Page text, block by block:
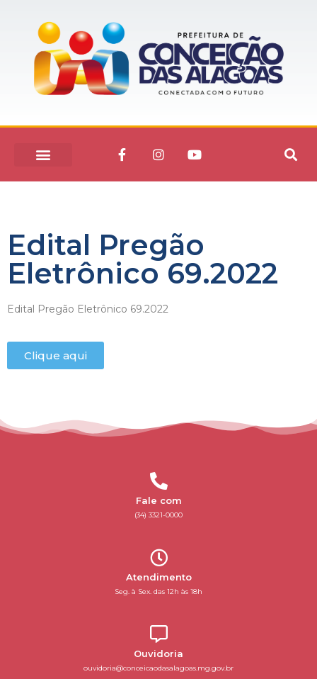
Edital Pregão
Eletrônico 69.2022
Edital Pregão Eletrônico 69.2022
Clique aqui
Fale com
(34) 3321-0000
Atendimento
Seg. à Sex. das 12h às 18h
Ouvidoria
ouvidoria@conceicaodasalagoas.mg.gov.br